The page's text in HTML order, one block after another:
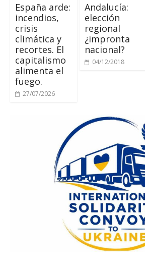
España arde:
incendios,
crisis
climática y
recortes. El
capitalismo
alimenta el
fuego.
27/07/2026
Andalucía:
elección
regional
¿impronta
nacional?
04/12/2018